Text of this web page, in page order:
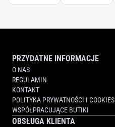
PRZYDATNE INFORMACJE
O NAS
REGULAMIN
KONTAKT
POLITYKA PRYWATNOŚCI I COOKIES
WSPÓŁPRACUJĄCE BUTIKI
OBSŁUGA KLIENTA